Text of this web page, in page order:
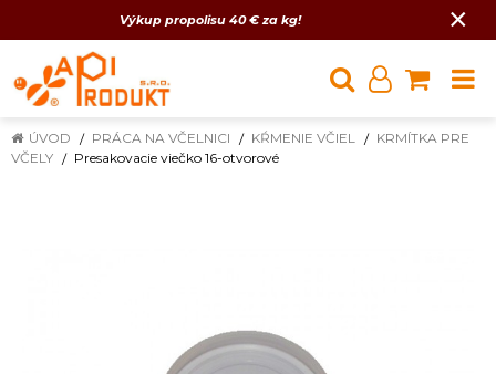
Výkup propolisu 40 € za kg! ×
ÚVOD PRÁCA NA VČELNICI KŔMENIE VČIEL
KRMÍTKA PRE
VČELY
Presakovacie viečko 16-otvorové